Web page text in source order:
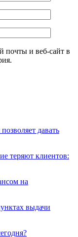
почты и веб-сайт в
давать
теряют клиентов:
на
выдачи